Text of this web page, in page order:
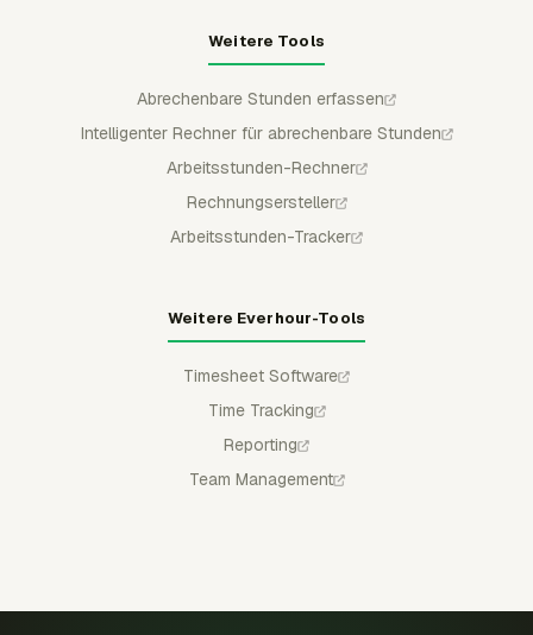
Weitere Tools
Abrechenbare Stunden erfassen
Intelligenter Rechner für abrechenbare Stunden
Arbeitsstunden-Rechner
Rechnungsersteller
Arbeitsstunden-Tracker
Weitere Everhour-Tools
Timesheet Software
Time Tracking
Reporting
Team Management